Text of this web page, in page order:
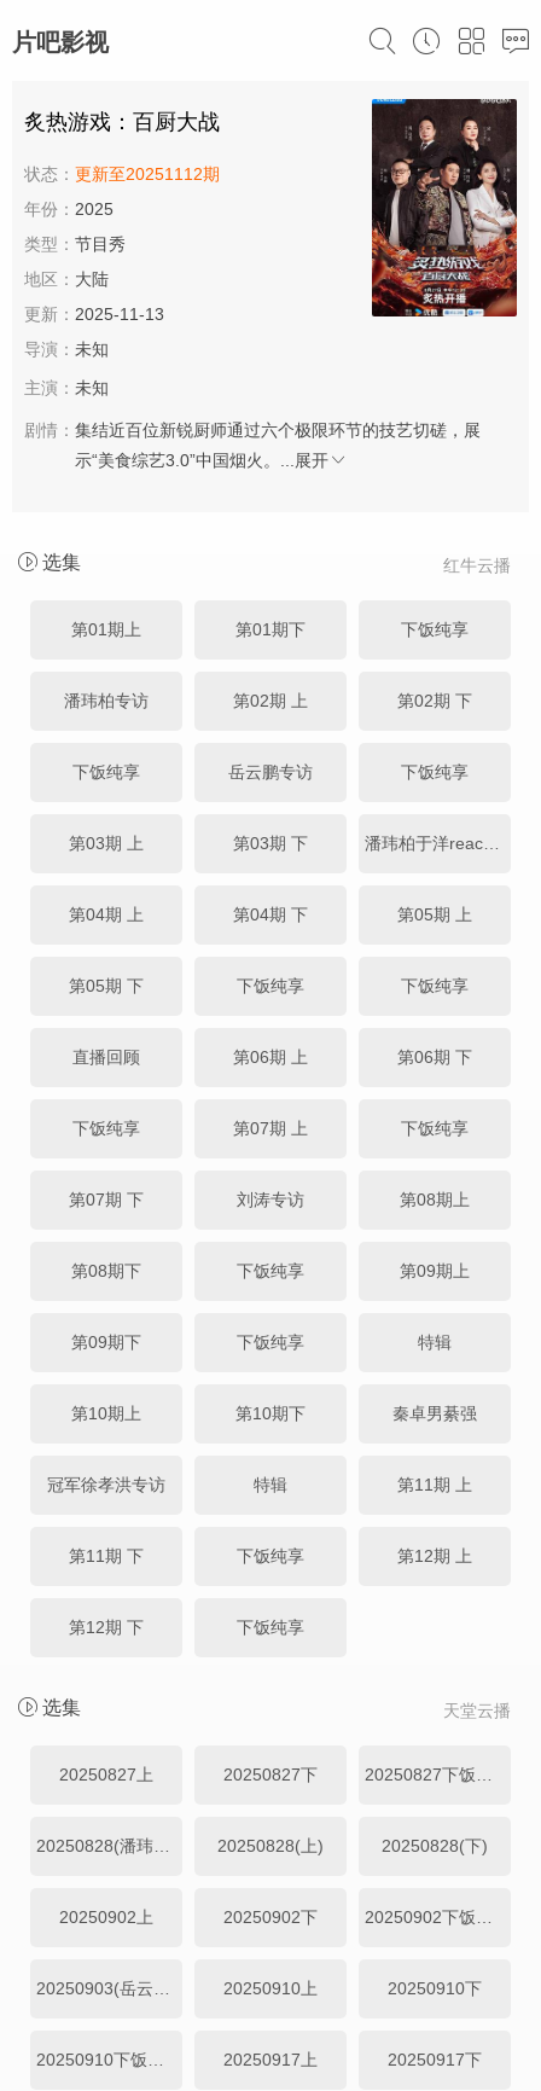
片吧影视
炙热游戏：百厨大战
状态： 更新至20251112期
年份： 2025
类型： 节目秀
地区： 大陆
更新： 2025-11-13
导演： 未知
主演： 未知
剧情： 集结近百位新锐厨师通过六个极限环节的技艺切磋，展
示“美食综艺3.0”中国烟火。...
展开
红牛云播
选集
第01期上 第01期下 下饭纯享
潘玮柏专访 第02期 上 第02期 下
下饭纯享 岳云鹏专访 下饭纯享
第03期 上 第03期 下 潘玮柏于洋reaction
第04期 上 第04期 下 第05期 上
第05期 下 下饭纯享 下饭纯享
直播回顾 第06期 上 第06期 下
下饭纯享 第07期 上 下饭纯享
第07期 下 刘涛专访 第08期上
第08期下 下饭纯享 第09期上
第09期下 下饭纯享 特辑
第10期上 第10期下 秦卓男綦强
冠军徐孝洪专访 特辑 第11期 上
第11期 下 下饭纯享 第12期 上
第12期 下 下饭纯享
天堂云播
选集
20250827上 20250827下
20250828(上) 20250828(下)
20250902上 20250902下
20250910上 20250910下
20250917上 20250917下